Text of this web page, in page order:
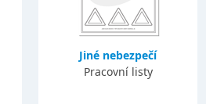
Jiné nebezpečí
Pracovní listy